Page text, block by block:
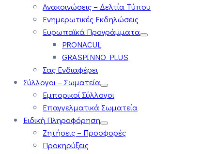
Ανακοινώσεις – Δελτία Τύπου
Ενημερωτικές Εκδηλώσεις
Ευρωπαϊκά Προγράμματα
PRONACUL
GRASPINNO PLUS
Σας Ενδιαφέρει
Σύλλογοι – Σωματεία
Εμπορικοί Σύλλογοι
Επαγγελματικά Σωματεία
Ειδική Πληροφόρηση
Ζητήσεις – Προσφορές
Προκηρύξεις